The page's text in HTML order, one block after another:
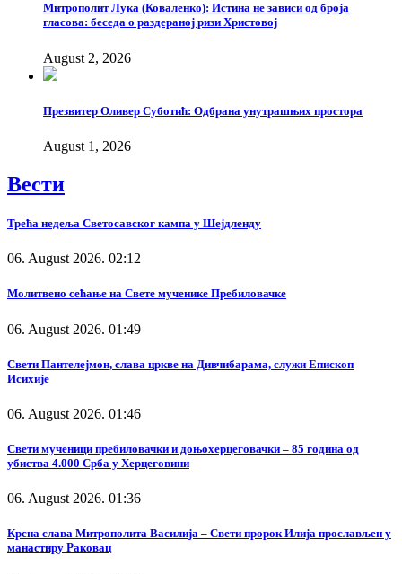
Митрополит Лука (Коваленко): Истина не зависи од броја
гласова: беседа о раздераној ризи Христовој
August 2, 2026
Презвитер Оливер Суботић: Одбрана унутрашњих простора
August 1, 2026
Вести
Трећа недеља Светосавског кампа у Шејдленду
06. August 2026. 02:12
Молитвено сећање на Свете мученике Пребиловачке
06. August 2026. 01:49
Свети Пантелејмон, слава цркве на Дивчибарама, служи Епископ
Исихије
06. August 2026. 01:46
Свети мученици пребиловачки и доњохерцеговачки – 85 година од
убиства 4.000 Срба у Херцеговини
06. August 2026. 01:36
Крсна слава Митрополита Василија – Свети пророк Илија прослављен у
манастиру Раковац